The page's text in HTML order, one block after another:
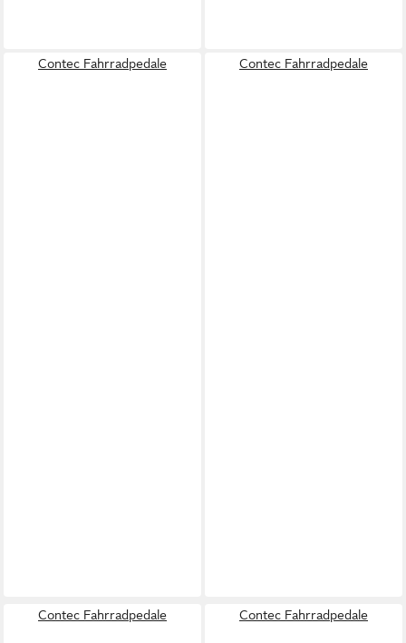
Contec Fahrradpedale Contec Fahrradpedale
Contec Fahrradpedale Contec Fahrradpedale